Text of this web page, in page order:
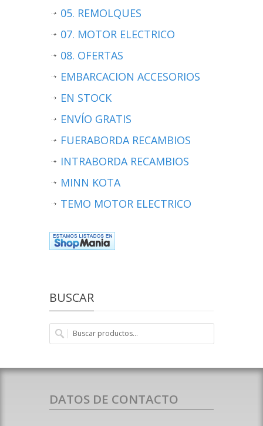
05. REMOLQUES
07. MOTOR ELECTRICO
08. OFERTAS
EMBARCACION ACCESORIOS
EN STOCK
ENVÍO GRATIS
FUERABORDA RECAMBIOS
INTRABORDA RECAMBIOS
MINN KOTA
TEMO MOTOR ELECTRICO
BUSCAR
DATOS DE CONTACTO